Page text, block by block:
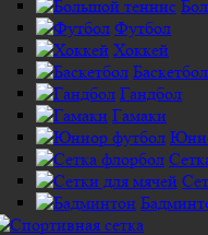
Футбол
Хоккей
Баскетбол
Гандбол
Гамаки